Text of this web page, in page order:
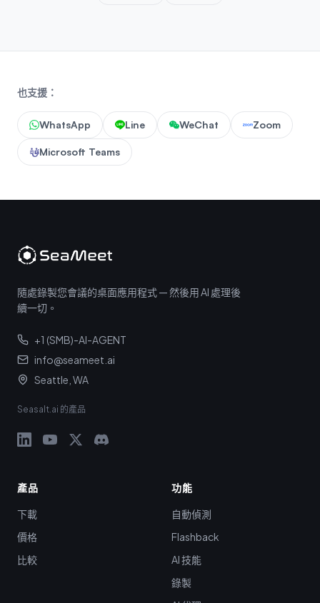
也支援：
WhatsApp Line WeChat Zoom
Microsoft Teams
隨處錄製您會議的桌面應用程式 — 然後用 AI 處理後
續一切。
+1 (SMB)-AI-AGENT
info@seameet.ai
Seattle, WA
Seasalt.ai 的產品
產品
下載
價格
比較
功能
自動偵測
Flashback
AI 技能
錄製